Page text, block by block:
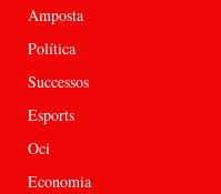
Amposta
Política
Successos
Esports
Oci
Economia